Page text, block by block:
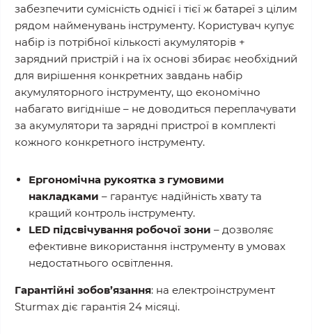
забезпечити сумісність однієї і тієї ж батареї з цілим
рядом найменувань інструменту. Користувач купує
набір із потрібної кількості акумуляторів +
зарядний пристрій і на їх основі збирає необхідний
для вирішення конкретних завдань набір
акумуляторного інструменту, що економічно
набагато вигідніше – не доводиться переплачувати
за акумулятори та зарядні пристрої в комплекті
кожного конкретного інструменту.
Ергономічна рукоятка з гумовими
накладками – гарантує надійність хвату та
кращий контроль інструменту.
LED підсвічування робочої зони – дозволяє
ефективне використання інструменту в умовах
недостатнього освітлення.
Гарантійні зобов’язання: на електроінструмент
Sturmax діє гарантія 24 місяці.